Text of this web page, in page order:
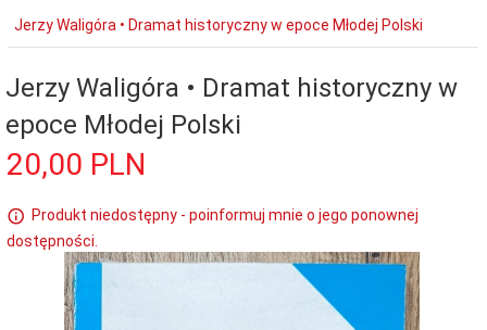
Jerzy Waligóra • Dramat historyczny w epoce Młodej Polski
Jerzy Waligóra • Dramat historyczny w
epoce Młodej Polski
20,00 PLN
Produkt niedostępny - poinformuj mnie o jego ponownej
dostępności.